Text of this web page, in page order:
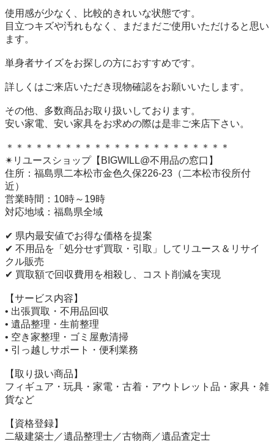
使用感が少なく、比較的きれいな状態です。
目立つキズや汚れもなく、まだまだご使用いただけると思い
ます。
単身者サイズをお探しの方におすすめです。
詳しくはご来店いただき現物確認をお願いいたします。
その他、多数商品お取り扱いしております。
安い家電、安い家具をお求めの際は是非ご来店下さい。
＊＊＊＊＊＊＊＊＊＊＊＊＊＊＊＊＊＊＊＊＊＊＊
✴︎リユースショップ【BIGWILL@不用品の窓口】
住所：福島県二本松市金色久保226-23（二本松市役所付
近）
営業時間：10時～19時
対応地域：福島県全域
✔ 県内最安値でお得な価格を提案
✔ 不用品を「処分せず買取・引取」してリユース＆リサイ
クル販売
✔ 買取額で回収費用を相殺し、コスト削減を実現
【サービス内容】
• 出張買取・不用品回収
• 遺品整理・生前整理
• 空き家整理・ゴミ屋敷清掃
• 引っ越しサポート・便利業務
【取り扱い商品】
フィギュア・玩具・家電・古着・アウトレット品・家具・雑
貨など
【資格登録】
二級建築士／遺品整理士／古物商／遺品査定士